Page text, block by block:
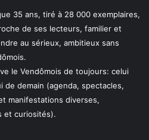
35 ans, tiré à 28 000 exemplaires,
de ses lecteurs, familier et
au sérieux, ambitieux sans
le Vendômois de toujours: celui
de demain (agenda, spectacles,
manifestations diverses,
et curiosités).